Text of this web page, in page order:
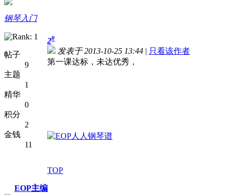
钢琴入门
帖子
9
主题
1
精华
0
积分
2
金钱
11
2#
发表于 2013-10-25 13:44 | 只看该作者
第一课达标，未达优秀，
TOP
EOP主编